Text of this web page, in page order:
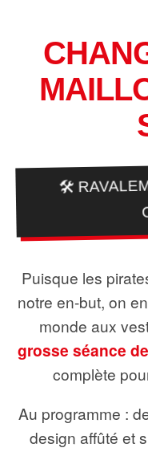
🛠️
Puisque les
notre en-but, on
monde aux
grosse séance
complète
Au programme :
design affûté et